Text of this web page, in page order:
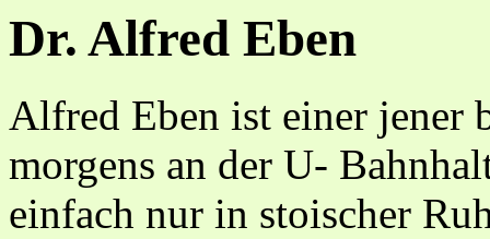
Dr. Alfred Eben
Alfred Eben ist einer jener
morgens an der U-
einfach nur in stoischer